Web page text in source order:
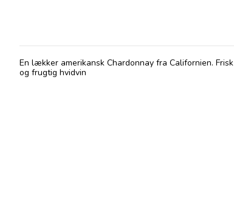
En lækker amerikansk Chardonnay fra Californien. Frisk
og frugtig hvidvin